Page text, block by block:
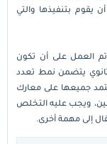
يقوم بتنفيذها والتي
العمل على أن تكون
يتضمن نمط تعدد
متصلة، تعتمد جميعها على معارك
ويجب عليه التخلص
إلى مهمة أخرى.